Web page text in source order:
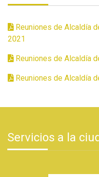
Reuniones de Alcaldía
2021
Reuniones de Alcaldía
Reuniones de Alcaldía
Servicios a la